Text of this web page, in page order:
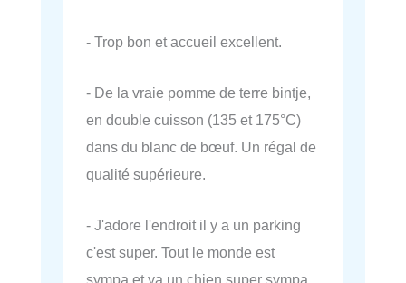
- Trop bon et accueil excellent.
- De la vraie pomme de terre bintje,
en double cuisson (135 et 175°C)
dans du blanc de bœuf. Un régal de
qualité supérieure.
- J'adore l'endroit il y a un parking
c'est super. Tout le monde est
sympa et ya un chien super sympa